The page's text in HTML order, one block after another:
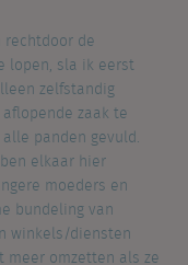
de
lopen, sla ik eerst
zelfstandig
zaak te
panden gevuld.
elkaar hier
moeders en
bundeling van
winkels/diensten
meer omzetten als ze